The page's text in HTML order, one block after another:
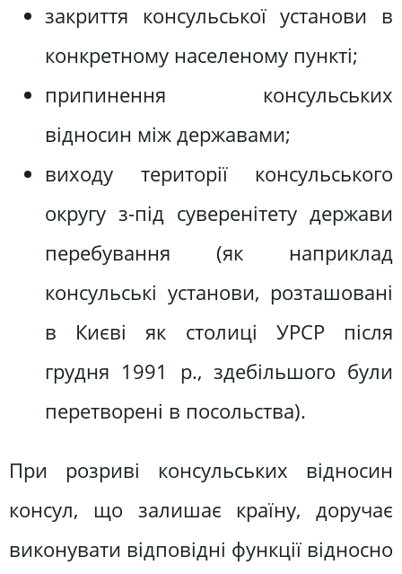
закриття консульської установи в
конкретному населеному пункті;
припинення консульських
відносин між державами;
виходу території консульського
округу з-під суверенітету держави
перебування (як наприклад
консульські установи, розташовані
в Києві як столиці УРСР після
грудня 1991 р., здебільшого були
перетворені в посольства).
При розриві консульських відносин
консул, що залишає країну, доручає
виконувати відповідні функції відносно